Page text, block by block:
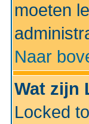
moeten
Naar
Wat zijn
Locked